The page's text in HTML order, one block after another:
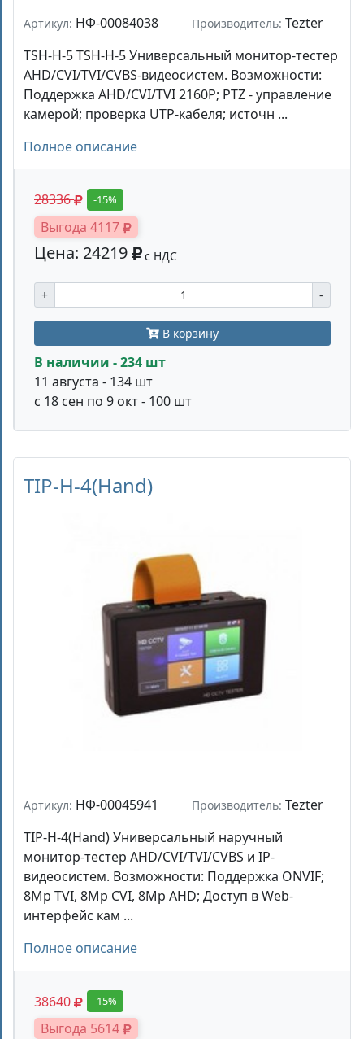
Артикул: НФ-00084038 Производитель: Tezter
TSH-H-5 TSH-H-5 Универсальный монитор-тестер
AHD/CVI/TVI/CVBS-видеосистем. Возможности:
Поддержка AHD/CVI/TVI 2160P; PTZ - управление
камерой; проверка UTP-кабеля; источн ...
Полное описание
28336 -15%
Выгода 4117
Цена: 24219 с НДС
+ -
В корзину
В наличии - 234 шт
11 августа - 134 шт
с 18 сен по 9 окт - 100 шт
TIP-H-4(Hand)
Артикул: НФ-00045941 Производитель: Tezter
TIP-H-4(Hand) Универсальный наручный
монитор-тестер AHD/CVI/TVI/CVBS и IP-
видеосистем. Возможности: Поддержка ONVIF;
8Mp TVI, 8Mp CVI, 8Mp AHD; Доступ в Web-
интерфейс кам ...
Полное описание
38640 -15%
Выгода 5614